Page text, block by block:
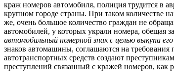
краж номеров автомобиля, полиция трудится в
крупном городе страны. При таком количестве
же, очень большое количество граждан не
автомобилей, у которых украли номера, обещая
автомобильный номерной знак с целью выкупа его
знаков автомашины, соглашаются на
автотранспортных средств создают
преступлений связанный с кражей номеров, как